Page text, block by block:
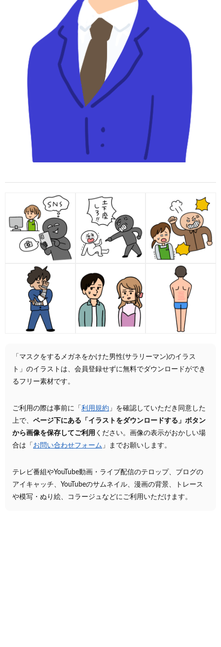
「マスクをするメガネをかけた男性(サラリーマン)のイラス
ト」のイラストは、会員登録せずに無料でダウンロードができ
るフリー素材です。
ご利用の際は事前に「 利用規約 」を確認していただき同意した
上で、 ページ下にある「イラストをダウンロードする」ボタン
から画像を保存してご利用 ください。画像の表示がおかしい場
合は「 お問い合わせフォーム 」までお願いします。
テレビ番組やYouTube動画・ライブ配信のテロップ、ブログの
アイキャッチ、YouTubeのサムネイル、漫画の背景、トレース
や模写・ぬり絵、コラージュなどにご利用いただけます。